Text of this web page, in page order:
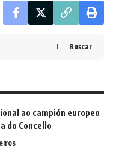
Buscar
ao campión europeo
do Concello